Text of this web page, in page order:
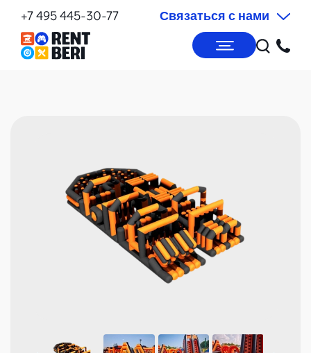
+7 495 445-30-77 Связаться с нами